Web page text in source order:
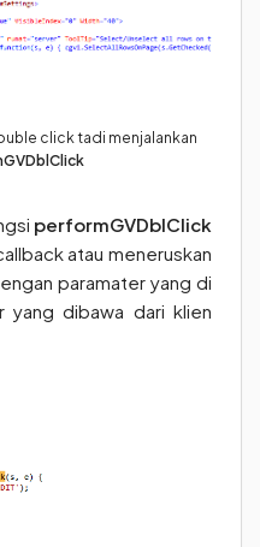
click tadi menjalankan
performGVDblClick
atau meneruskan
paramater yang di
yang dibawa dari klien